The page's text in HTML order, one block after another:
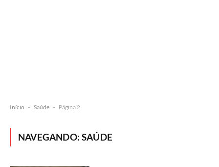
Início - Saúde - Página 2
NAVEGANDO:SAÚDE